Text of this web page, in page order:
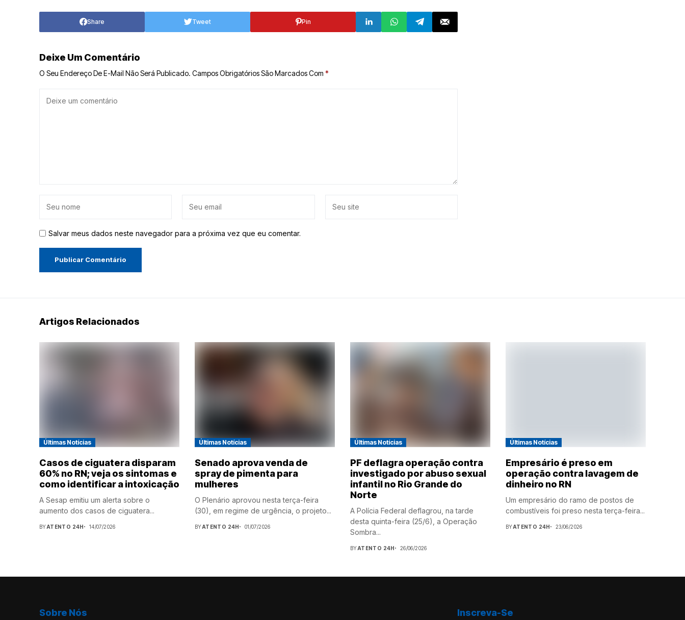
Share Tweet Pin
Deixe Um Comentário
O Seu Endereço De E-Mail Não Será Publicado. Campos Obrigatórios São Marcados Com *
Salvar meus dados neste navegador para a próxima vez que eu comentar.
Artigos Relacionados
Últimas Notícias
Casos de ciguatera disparam
60% no RN; veja os sintomas e
como identificar a intoxicação
A Sesap emitiu um alerta sobre o
aumento dos casos de ciguatera...
BYATENTO 24H 14/07/2026
Últimas Notícias
Senado aprova venda de
spray de pimenta para
mulheres
O Plenário aprovou nesta terça-feira
(30), em regime de urgência, o projeto...
BYATENTO 24H 01/07/2026
Últimas Notícias
PF deflagra operação contra
investigado por abuso sexual
infantil no Rio Grande do
Norte
A Polícia Federal deflagrou, na tarde
desta quinta-feira (25/6), a Operação
Sombra...
BYATENTO 24H 26/06/2026
Últimas Notícias
Empresário é preso em
operação contra lavagem de
dinheiro no RN
Um empresário do ramo de postos de
combustíveis foi preso nesta terça-feira...
BYATENTO 24H 23/06/2026
Sobre Nós Inscreva-Se